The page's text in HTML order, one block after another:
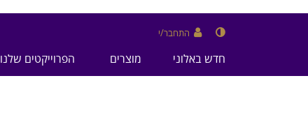
התחבר/י
חדש באלוני מוצרים הפרוייקטים שלנו